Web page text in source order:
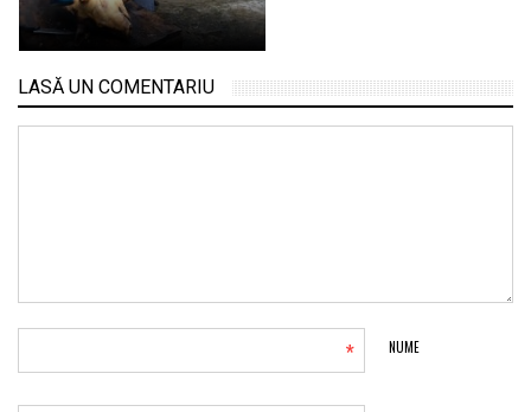
LASĂ UN COMENTARIU
NUME
*